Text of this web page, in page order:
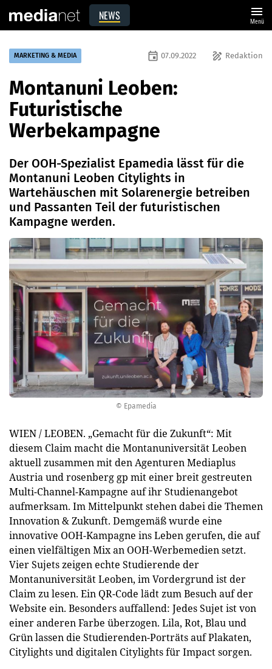
NEWS menu
Menü
© Epamedia
MARKETING & MEDIA draw Redaktion
event 07.09.2022
Montanuni Leoben:
Futuristische
Werbekampagne
Der OOH-Spezialist Epamedia lässt für die
Montanuni Leoben Citylights in
Wartehäuschen mit Solarenergie betreiben
und Passanten Teil der futuristischen
Kampagne werden.
WIEN / LEOBEN. „Gemacht für die Zukunft“: Mit
diesem Claim macht die Montanuniversität Leoben
aktuell zusammen mit den Agenturen Mediaplus
Austria und rosenberg gp mit einer breit gestreuten
Multi-Channel-Kampagne auf ihr Studienangebot
aufmerksam. Im Mittelpunkt stehen dabei die Themen
Innovation & Zukunft. Demgemäß wurde eine
innovative OOH-Kampagne ins Leben gerufen, die auf
einen vielfältigen Mix an OOH-Werbemedien setzt.
Vier Sujets zeigen echte Studierende der
Montanuniversität Leoben, im Vordergrund ist der
Claim zu lesen. Ein QR-Code lädt zum Besuch auf der
Website ein. Besonders auffallend: Jedes Sujet ist von
einer anderen Farbe überzogen. Lila, Rot, Blau und
Grün lassen die Studierenden-Porträts auf Plakaten,
Citylights und digitalen Citylights für Impact sorgen.